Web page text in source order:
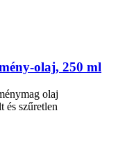
​olaj, 250 ml
olaj
és szűretlen